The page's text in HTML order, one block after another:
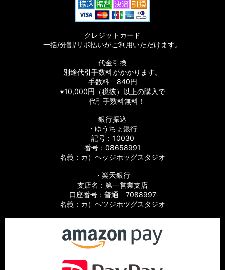
クレジットカード
一括/分割/リボ払いがご利用いただけます。
代金引換
別途代引手数料がかかります。
手数料 840円
※10,000円（税抜）以上の購入で
代引手数料無料！
銀行振込
・ゆうちょ銀行
記号：10030
番号：08658991
名義：カ）ヘッジホッグスタジオ
・楽天銀行
支店名：第一営業支店
口座番号：普通 7088997
名義：カ）ヘツジホツグスタジオ